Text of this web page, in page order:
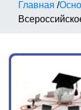
Главная /